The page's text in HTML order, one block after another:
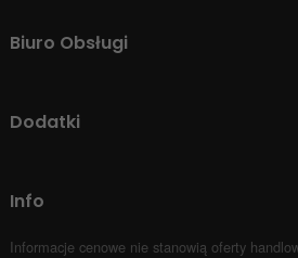
Biuro Obsługi
Dodatki
Info
Informacje cenowe nie stanowią oferty